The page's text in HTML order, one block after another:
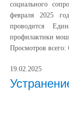
социального
февраля 2025
проводится
профилактики
Просмотров всего:
19.02.2025